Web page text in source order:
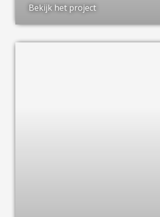
Bekijk het project